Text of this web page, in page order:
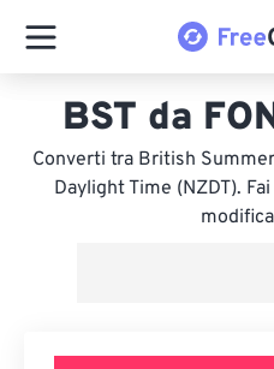
BST da
Converti tra British
Daylight Time (NZDT).